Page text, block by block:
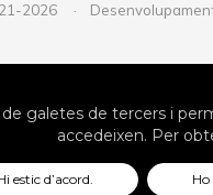
2026 ·
galetes de tercers i
accedeixen. Per
estic d’acord.